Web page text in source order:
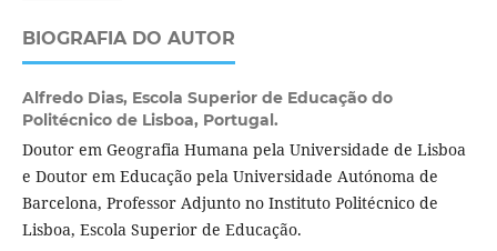
BIOGRAFIA DO AUTOR
Alfredo Dias, Escola Superior de Educação do
Politécnico de Lisboa, Portugal.
Doutor em Geografia Humana pela Universidade de Lisboa
e Doutor em Educação pela Universidade Autónoma de
Barcelona, Professor Adjunto no Instituto Politécnico de
Lisboa, Escola Superior de Educação.